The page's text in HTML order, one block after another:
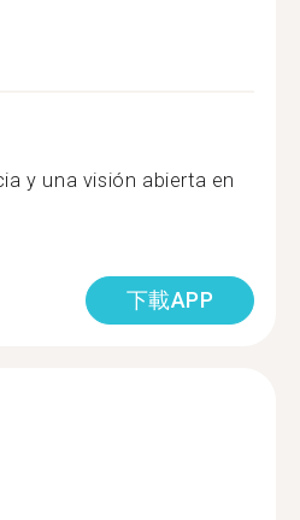
y una visión abierta en
下載APP